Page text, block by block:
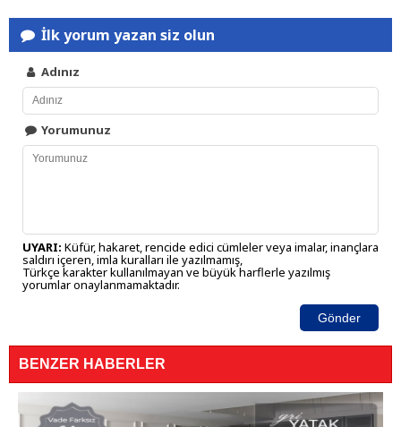
İlk yorum yazan siz olun
Adınız
Yorumunuz
UYARI: Küfür, hakaret, rencide edici cümleler veya imalar, inançlara
saldırı içeren, imla kuralları ile yazılmamış,
Türkçe karakter kullanılmayan ve büyük harflerle yazılmış
yorumlar onaylanmamaktadır.
Gönder
BENZER HABERLER